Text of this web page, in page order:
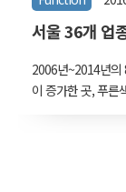
서울 36개 업
2006년~2014년의
이 증가한 곳, 푸른
큰 화면으로 볼 수